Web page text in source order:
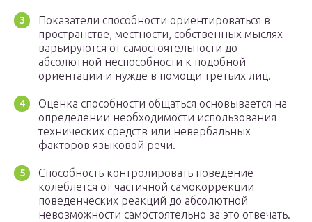
Показатели способности ориентироваться в
пространстве, местности, собственных мыслях
варьируются от самостоятельности до
абсолютной неспособности к подобной
ориентации и нужде в помощи третьих лиц.
Оценка способности общаться основывается на
определении необходимости использования
технических средств или невербальных
факторов языковой речи.
Способность контролировать поведение
колеблется от частичной самокоррекции
поведенческих реакций до абсолютной
невозможности самостоятельно за это отвечать.